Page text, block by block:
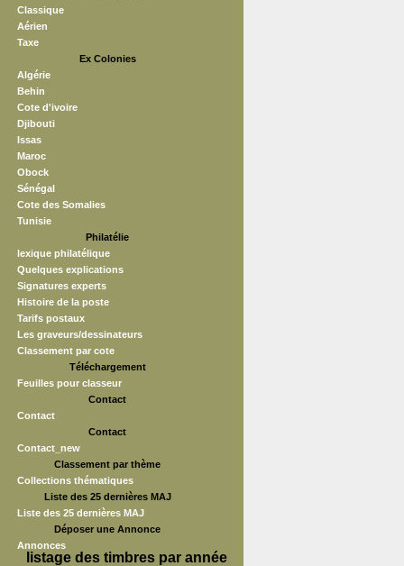
Classique
Aérien
Taxe
Ex Colonies
Algérie
Behin
Cote d'ivoire
Djibouti
Issas
Maroc
Obock
Sénégal
Cote des Somalies
Tunisie
Philatélie
lexique philatélique
Quelques explications
Signatures experts
Histoire de la poste
Tarifs postaux
Les graveurs/dessinateurs
Classement par cote
Téléchargement
Feuilles pour classeur
Contact
Contact
Contact
Contact_new
Classement par thème
Collections thématiques
Liste des 25 dernières MAJ
Liste des 25 dernières MAJ
Déposer une Annonce
Annonces
listage des timbres par année